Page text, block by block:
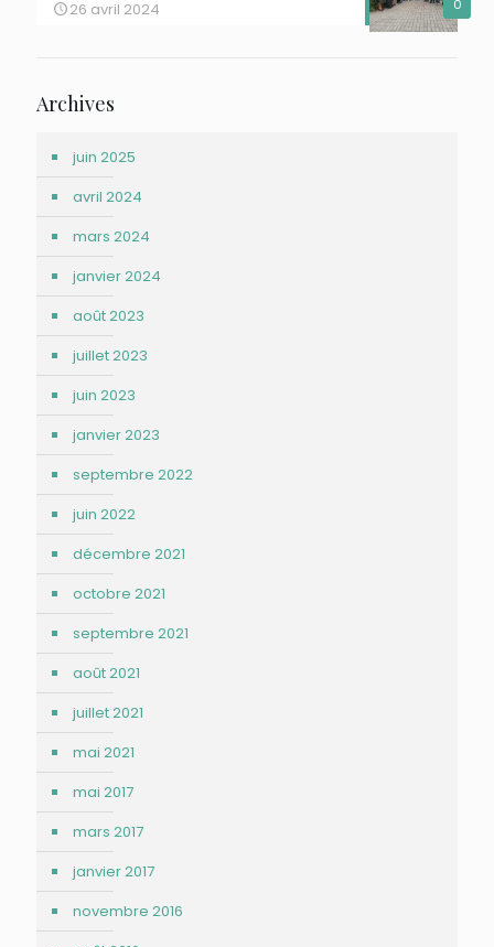
0
26 avril 2024
Archives
juin 2025
avril 2024
mars 2024
janvier 2024
août 2023
juillet 2023
juin 2023
janvier 2023
septembre 2022
juin 2022
décembre 2021
octobre 2021
septembre 2021
août 2021
juillet 2021
mai 2021
mai 2017
mars 2017
janvier 2017
novembre 2016